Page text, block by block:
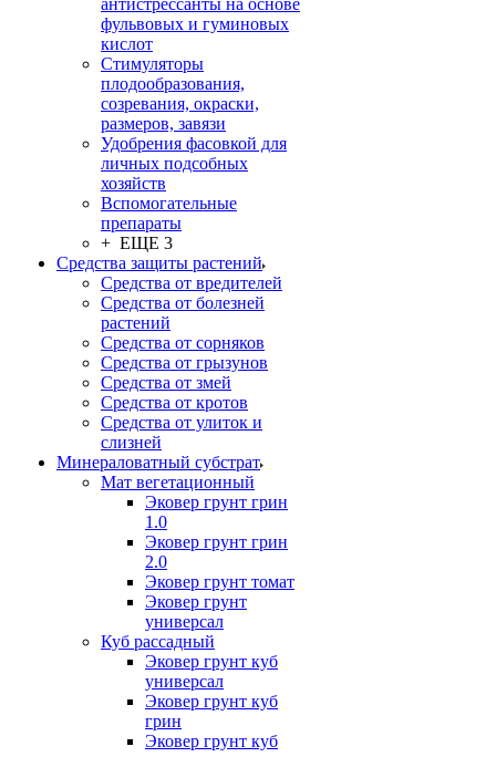
антистрессанты на основе
фульвовых и гуминовых
кислот
Стимуляторы
плодообразования,
созревания, окраски,
размеров, завязи
Удобрения фасовкой для
личных подсобных
хозяйств
Вспомогательные
препараты
+ ЕЩЕ 3
Средства защиты растений
Средства от вредителей
Средства от болезней
растений
Средства от сорняков
Средства от грызунов
Средства от змей
Средства от кротов
Средства от улиток и
слизней
Минераловатный субстрат
Мат вегетационный
Эковер грунт грин
1.0
Эковер грунт грин
2.0
Эковер грунт томат
Эковер грунт
универсал
Куб рассадный
Эковер грунт куб
универсал
Эковер грунт куб
грин
Эковер грунт куб